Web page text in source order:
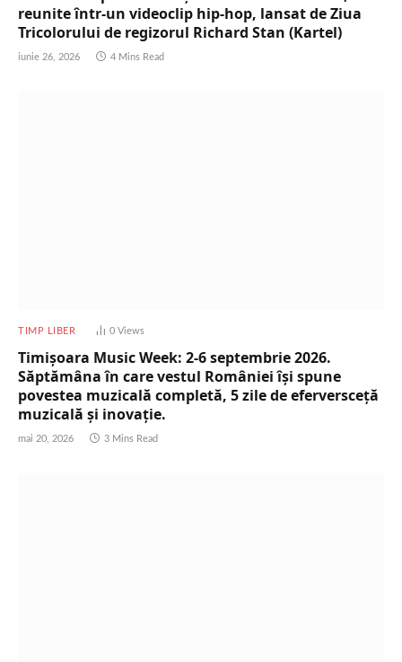
reunite într-un videoclip hip-hop, lansat de Ziua
Tricolorului de regizorul Richard Stan (Kartel)
iunie 26, 2026 4 Mins Read
TIMP LIBER 0 Views
Timișoara Music Week: 2-6 septembrie 2026.
Săptămâna în care vestul României își spune
povestea muzicală completă, 5 zile de eferversceță
muzicală și inovație.
mai 20, 2026 3 Mins Read